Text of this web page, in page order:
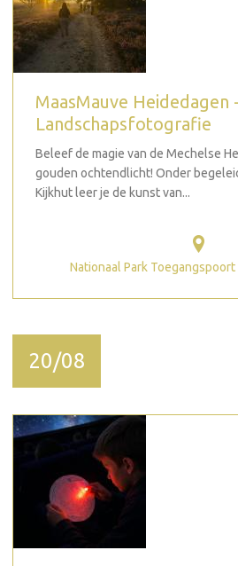
MaasMauve Heidedagen
Landschapsfotografie
Beleef de magie van de Mechelse
gouden ochtendlicht! Onder
Kijkhut leer je de kunst van...
Nationaal Park
20/08